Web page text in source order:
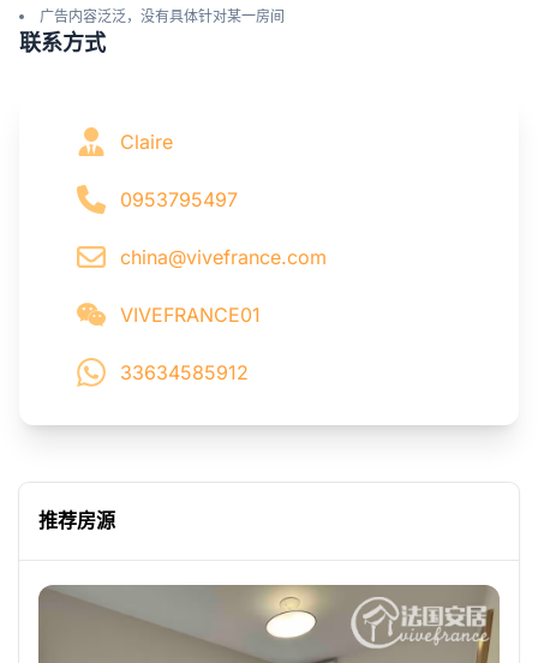
广告内容泛泛，没有具体针对某一房间
联系方式
Claire
0953795497
china@vivefrance.com
VIVEFRANCE01
33634585912
推荐房源